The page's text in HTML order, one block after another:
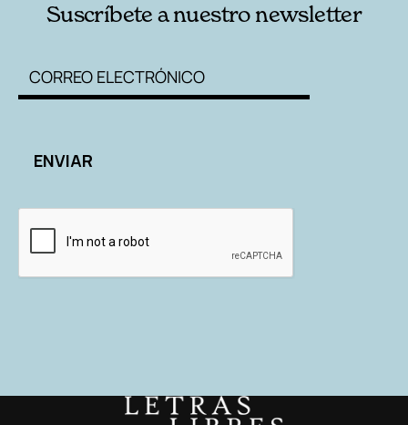
Suscríbete a nuestro newsletter